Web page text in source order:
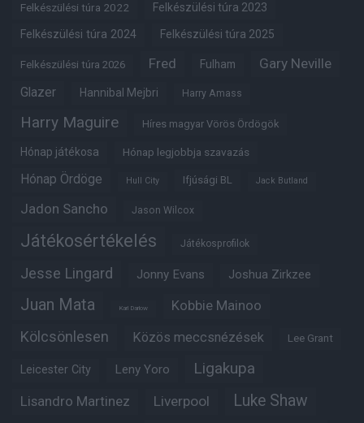
Felkészülési túra 2022 Felkészülési túra 2023
Felkészülési túra 2024 Felkészülési túra 2025
Felkészülési túra 2026 Fred Fulham Gary Neville
Glazer Hannibal Mejbri Harry Amass
Harry Maguire Híres magyar Vörös Ördögök
Hónap játékosa Hónap legjobbja szavazás
Hónap Ördöge Hull City Ifjúsági BL Jack Butland
Jadon Sancho Jason Wilcox
Játékosértékelés Játékosprofilok
Jesse Lingard Jonny Evans Joshua Zirkzee
Juan Mata Karl Darlow Kobbie Mainoo
Kölcsönlesen Közös meccsnézések Lee Grant
Leicester City Leny Yoro Ligakupa
Lisandro Martinez Liverpool Luke Shaw